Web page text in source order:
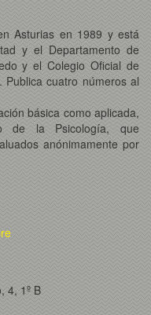
Asturias en 1989 y está
y el Departamento de
y el Colegio Oficial de
Publica cuatro números al
básica como aplicada,
de la Psicología, que
anónimamente por
4, 1º B